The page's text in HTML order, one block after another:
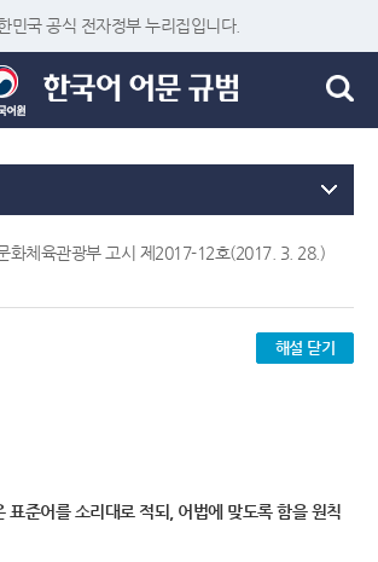
민국 공식 전자정부 누리집입니다.
화체육관광부 고시 제2017-12호(2017. 3. 28.)
해설 닫기
표준어를 소리대로 적되, 어법에 맞도록 함을 원칙